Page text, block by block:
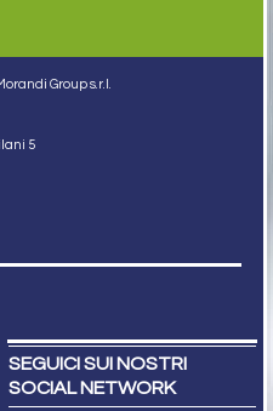
Group s.r.l.
5
SEGUICI SUI NOSTRI
SOCIAL NETWORK